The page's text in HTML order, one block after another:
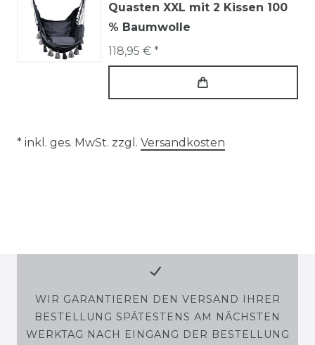
Quasten XXL mit 2 Kissen 100
% Baumwolle
118,95 € *
* inkl. ges. MwSt. zzgl. Versandkosten
WIR GARANTIEREN DEN VERSAND IHRER
BESTELLUNG SPÄTESTENS AM NÄCHSTEN
WERKTAG NACH EINGANG DER BESTELLUNG